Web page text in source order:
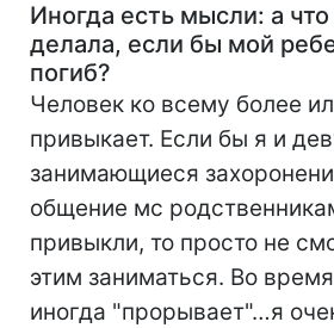
Иногда есть мысли: а
делала, если бы мой
погиб?
Человек ко всему более
привыкает. Если бы я и
занимающиеся
общение мс
привыкли, то просто не
этим заниматься. Во
иногда "прорывает"…я